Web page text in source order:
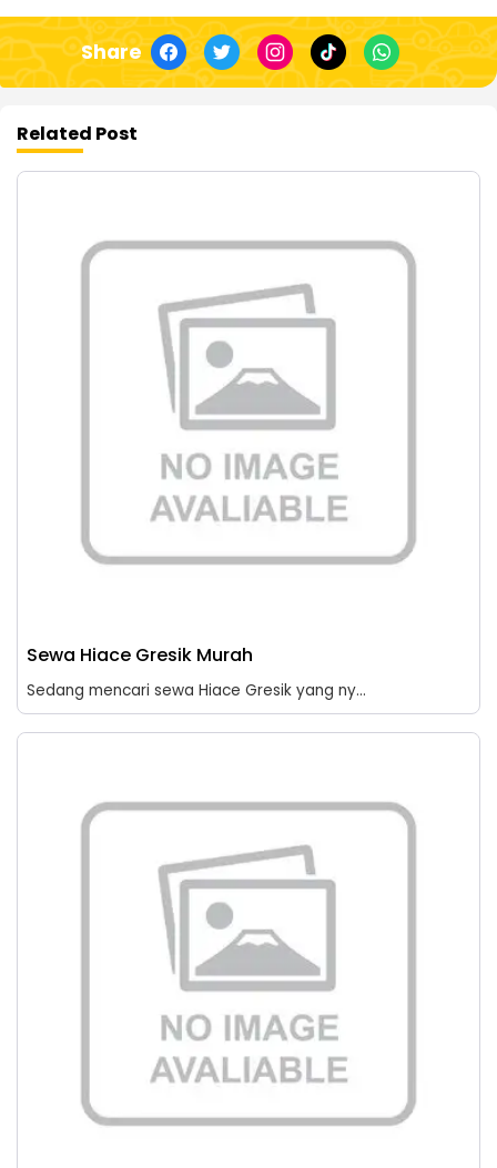
Share
Related Post
Sewa Hiace Gresik Murah
Sedang mencari sewa Hiace Gresik yang ny...